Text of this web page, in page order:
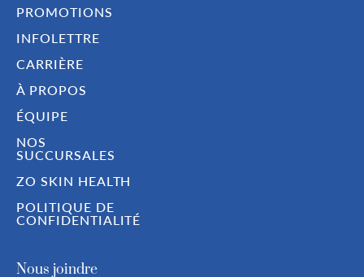
PROMOTIONS
INFOLETTRE
CARRIÈRE
À PROPOS
ÉQUIPE
NOS
SUCCURSALES
ZO SKIN HEALTH
POLITIQUE DE
CONFIDENTIALITÉ
Nous joindre